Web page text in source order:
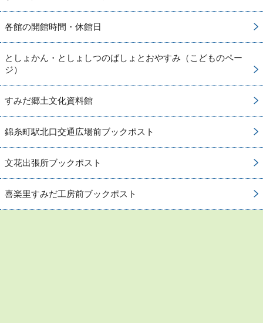
各館の開館時間・休館日
としょかん・としょしつのばしょとおやすみ（こどものペー
ジ）
すみだ郷土文化資料館
錦糸町駅北口交通広場前ブックポスト
文花出張所ブックポスト
喜楽里すみだ工房前ブックポスト